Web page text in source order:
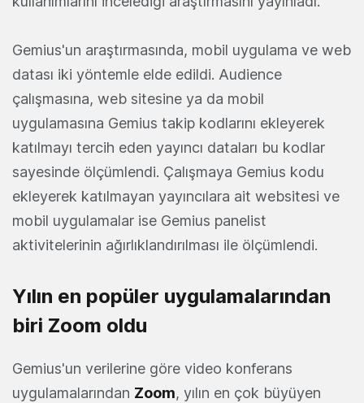
Gemius'un araştırmasında, mobil uygulama ve web
datası iki yöntemle elde edildi. Audience
çalışmasına, web sitesine ya da mobil
uygulamasına Gemius takip kodlarını ekleyerek
katılmayı tercih eden yayıncı dataları bu kodlar
sayesinde ölçümlendi. Çalışmaya Gemius kodu
ekleyerek katılmayan yayıncılara ait websitesi ve
mobil uygulamalar ise Gemius panelist
aktivitelerinin ağırlıklandırılması ile ölçümlendi.
Yılın en popüler uygulamalarından
biri Zoom oldu
Gemius'un verilerine göre video konferans
uygulamalarından Zoom, yılın en çok büyüyen